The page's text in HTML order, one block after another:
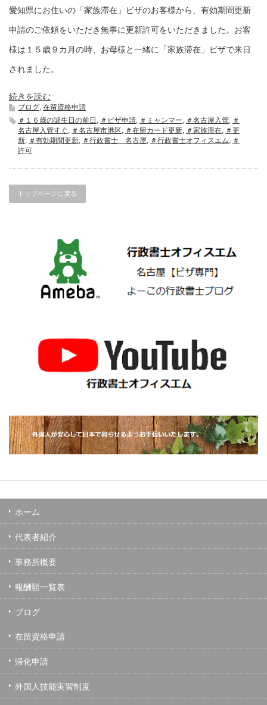
愛知県にお住いの「家族滞在」ビザのお客様から、有効期間更新
申請のご依頼をいただき無事に更新許可をいただきました。お客
様は１５歳９カ月の時、お母様と一緒に「家族滞在」ビザで来日
されました。
続きを読む
ブログ, 在留資格申請
＃１６歳の誕生日の前日 , ＃ビザ申請, ＃ミャンマー, ＃名古屋入管, ＃
名古屋入管すぐ, ＃名古屋市港区, ＃在留カード更新, ＃家族滞在, ＃更
新, ＃有効期間更新, ＃行政書士 名古屋, ＃行政書士オフィスエム, ＃
許可
トップページに戻る
ホーム
代表者紹介
事務所概要
報酬額一覧表
ブログ
在留資格申請
帰化申請
外国人技能実習制度